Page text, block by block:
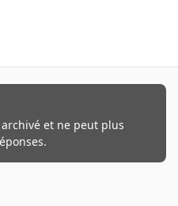
et ne peut plus